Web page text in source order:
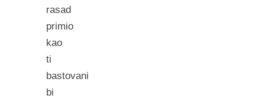
rasad
primio
kao
ti
bastovani
bi